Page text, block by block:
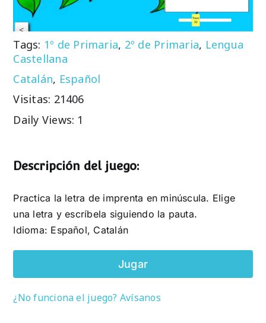
Tags: 1º de Primaria, 2º de Primaria, Lengua
Castellana
Catalán, Español
Visitas: 21406
Daily Views: 1
Descripción del juego:
Practica la letra de imprenta en minúscula. Elige
una letra y escríbela siguiendo la pauta.
Idioma: Español, Catalán
Jugar
¿No funciona el juego? Avísanos